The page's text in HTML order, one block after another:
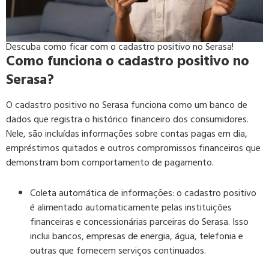
Descuba como ficar com o cadastro positivo no Serasa!
Como funciona o cadastro positivo no
Serasa?
O cadastro positivo no Serasa funciona como um banco de
dados que registra o histórico financeiro dos consumidores.
Nele, são incluídas informações sobre contas pagas em dia,
empréstimos quitados e outros compromissos financeiros que
demonstram bom comportamento de pagamento.
Coleta automática de informações:o cadastro positivo
é alimentado automaticamente pelas instituições
financeiras e concessionárias parceiras do Serasa. Isso
inclui bancos, empresas de energia, água, telefonia e
outras que fornecem serviços continuados.